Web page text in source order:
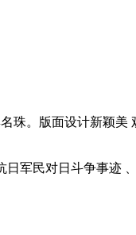
。版面设计新颖
军民对日斗争事